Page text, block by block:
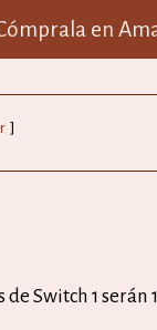
en
de Switch 1